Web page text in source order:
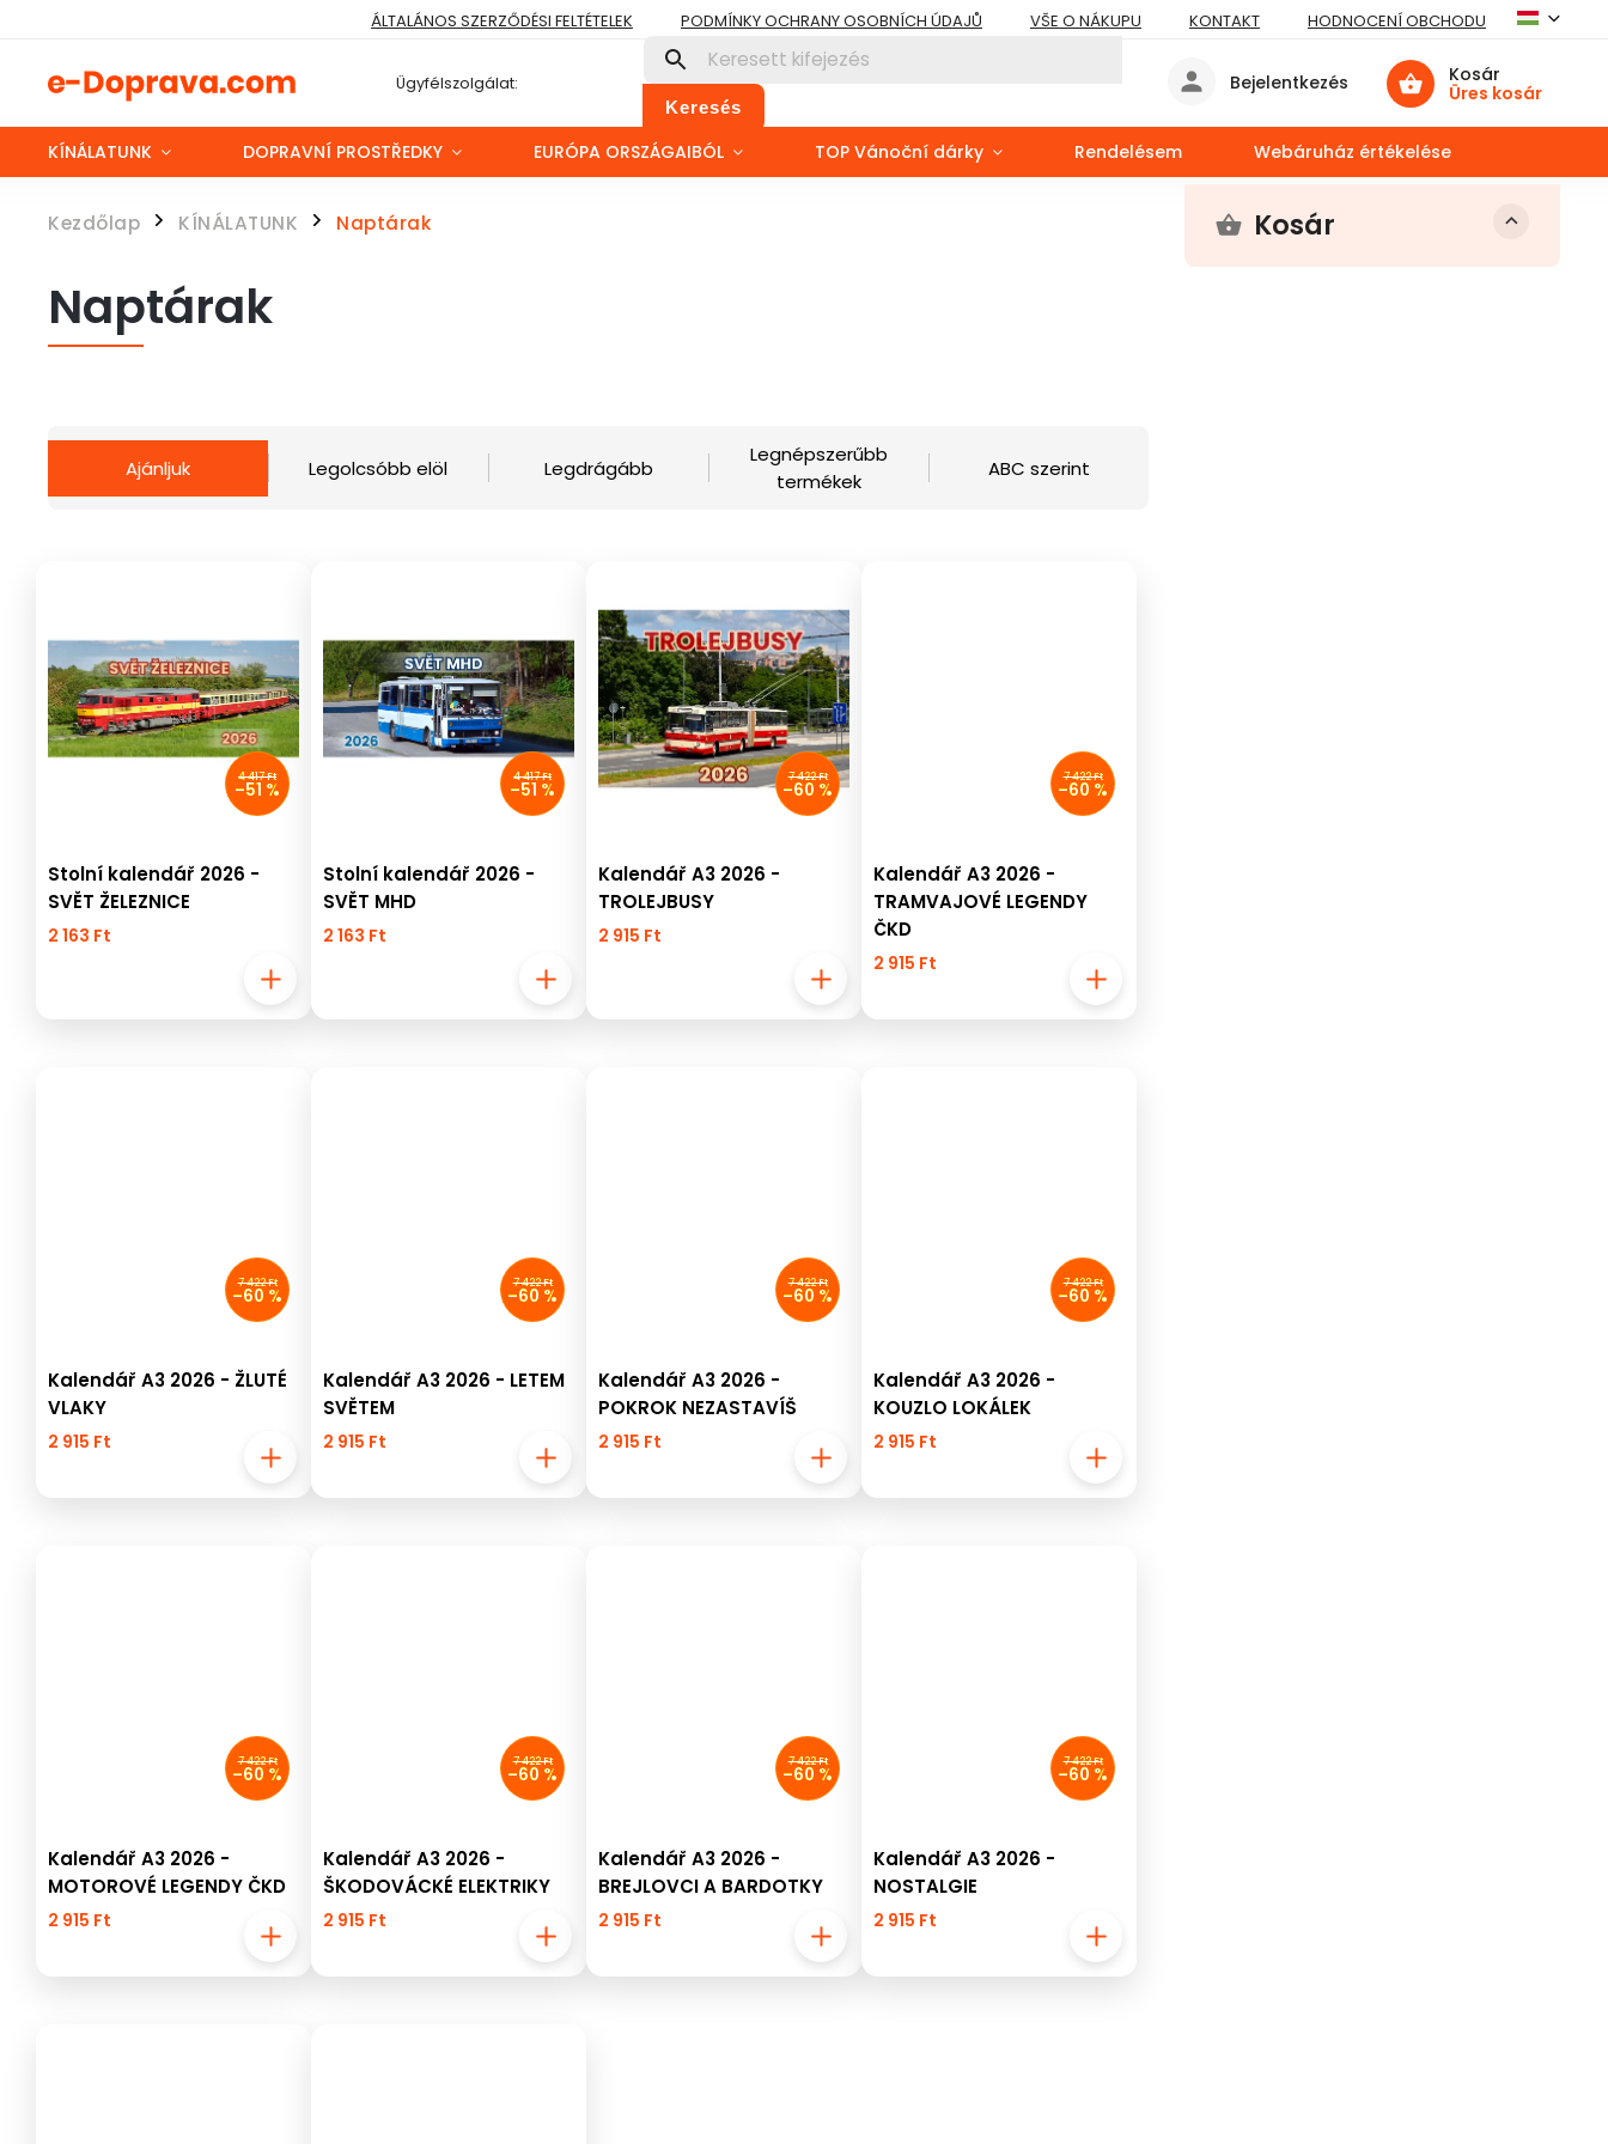
ÁLTALÁNOS SZERZŐDÉSI FELTÉTELEK PODMÍNKY OCHRANY OSOBNÍCH ÚDAJŮ VŠE O NÁKUPU KONTAKT HODNOCENÍ OBCHODU
Ügyfélszolgálat:
Keresés
Kosár
Üres kosár
Bejelentkezés
KÍNÁLATUNK DOPRAVNÍ PROSTŘEDKY EURÓPA ORSZÁGAIBÓL TOP Vánoční dárky Rendelésem Webáruház értékelése
Kezdőlap / KÍNÁLATUNK / Naptárak Kosár
Naptárak
Ajánljuk Legolcsóbb elöl Legdrágább
Legnépszerűbb
termékek
ABC szerint
4 417 Ft
–51 %
Stolní kalendář 2026 -
SVĚT ŽELEZNICE
2 163 Ft
4 417 Ft
–51 %
Stolní kalendář 2026 -
SVĚT MHD
2 163 Ft
7 422 Ft
–60 %
Kalendář A3 2026 -
TROLEJBUSY
2 915 Ft
7 422 Ft
–60 %
Kalendář A3 2026 -
TRAMVAJOVÉ LEGENDY
ČKD
2 915 Ft
7 422 Ft
–60 %
Kalendář A3 2026 - ŽLUTÉ
VLAKY
2 915 Ft
7 422 Ft
–60 %
Kalendář A3 2026 - LETEM
SVĚTEM
2 915 Ft
7 422 Ft
–60 %
Kalendář A3 2026 -
POKROK NEZASTAVÍŠ
2 915 Ft
7 422 Ft
–60 %
Kalendář A3 2026 -
KOUZLO LOKÁLEK
2 915 Ft
7 422 Ft
–60 %
Kalendář A3 2026 -
MOTOROVÉ LEGENDY ČKD
2 915 Ft
7 422 Ft
–60 %
Kalendář A3 2026 -
ŠKODOVÁCKÉ ELEKTRIKY
2 915 Ft
7 422 Ft
–60 %
Kalendář A3 2026 -
BREJLOVCI A BARDOTKY
2 915 Ft
7 422 Ft
–60 %
Kalendář A3 2026 -
NOSTALGIE
2 915 Ft